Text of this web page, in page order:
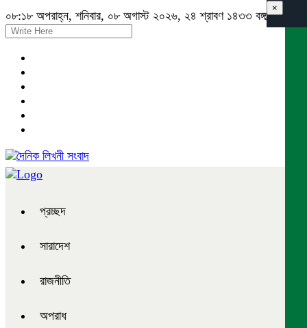
০৮:১৮ অপরাহ্ন, শনিবার, ০৮ অগাস্ট ২০২৬, ২৪ শ্রাবণ ১৪৩৩ বঙ্গাব্দ
প্রচ্ছদ
সারাদেশ
রাজনীতি
অপরাধ
×